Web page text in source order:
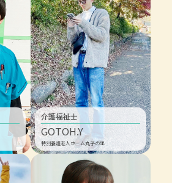
介護福祉士
GOTOH.Y
特別養護老人ホーム丸子の里